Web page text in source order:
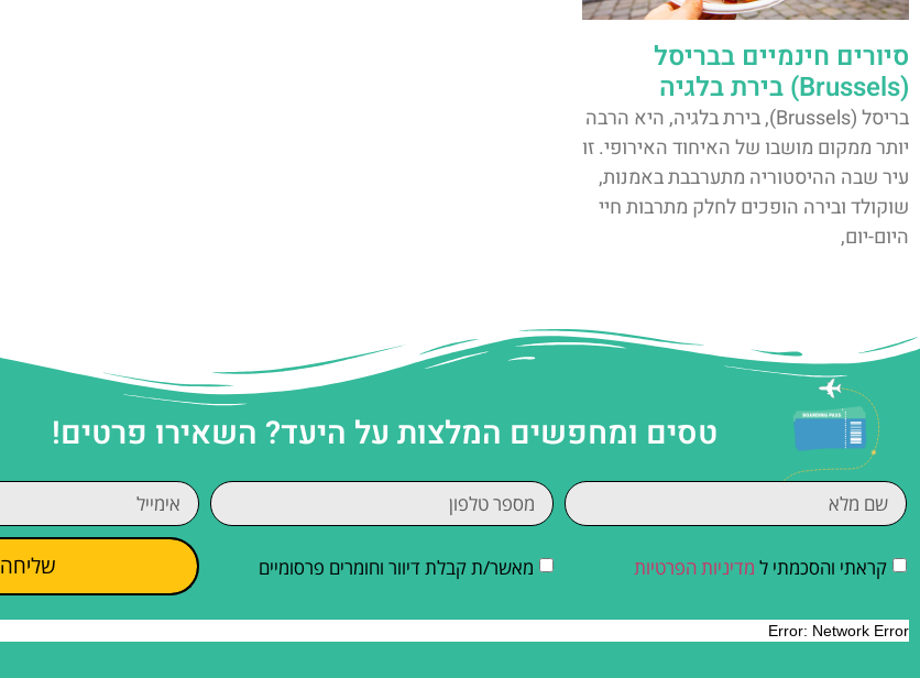
סיורים חינמיים בבריסל
(Brussels) בירת בלגיה
בריסל (Brussels), בירת בלגיה, היא הרבה
יותר ממקום מושבו של האיחוד האירופי. זו
עיר שבה ההיסטוריה מתערבבת באמנות,
שוקולד ובירה הופכים לחלק מתרבות חיי
היום-יום,
טסים ומחפשים המלצות על היעד? השאירו פרטים!
קראתי והסכמתי ל מדיניות הפרטיות מאשר/ת קבלת דיוור וחומרים פרסומיים שליחה